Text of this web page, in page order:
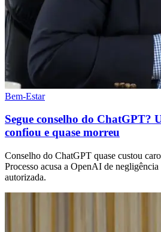
Bem-Estar
Segue conselho do ChatGPT?
confiou e quase morreu
Conselho do ChatGPT quase custou
Processo acusa a OpenAI de
autorizada.